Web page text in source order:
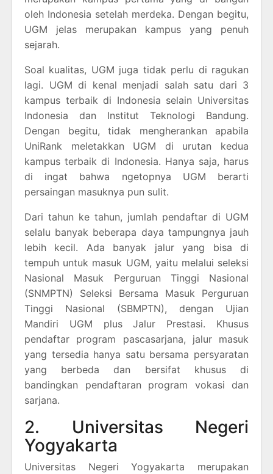
oleh Indonesia setelah merdeka. Dengan begitu,
UGM jelas merupakan kampus yang penuh
sejarah.
Soal kualitas, UGM juga tidak perlu di ragukan
lagi. UGM di kenal menjadi salah satu dari 3
kampus terbaik di Indonesia selain Universitas
Indonesia dan Institut Teknologi Bandung.
Dengan begitu, tidak mengherankan apabila
UniRank meletakkan UGM di urutan kedua
kampus terbaik di Indonesia. Hanya saja, harus
di ingat bahwa ngetopnya UGM berarti
persaingan masuknya pun sulit.
Dari tahun ke tahun, jumlah pendaftar di UGM
selalu banyak beberapa daya tampungnya jauh
lebih kecil. Ada banyak jalur yang bisa di
tempuh untuk masuk UGM, yaitu melalui seleksi
Nasional Masuk Perguruan Tinggi Nasional
(SNMPTN) Seleksi Bersama Masuk Perguruan
Tinggi Nasional (SBMPTN), dengan Ujian
Mandiri UGM plus Jalur Prestasi. Khusus
pendaftar program pascasarjana, jalur masuk
yang tersedia hanya satu bersama persyaratan
yang berbeda dan bersifat khusus di
bandingkan pendaftaran program vokasi dan
sarjana.
2. Universitas Negeri
Yogyakarta
Universitas Negeri Yogyakarta merupakan